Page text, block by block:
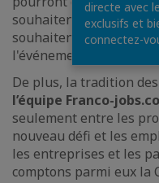
souhaitent postuler et
souhaitent rencontrer
l'événement.
De plus, la tradition
l’équipe Franco-
seulement entre les
nouveau défi et les
les entreprises et les
comptons parmi eux la
directe avec
exclusifs et
connectez-